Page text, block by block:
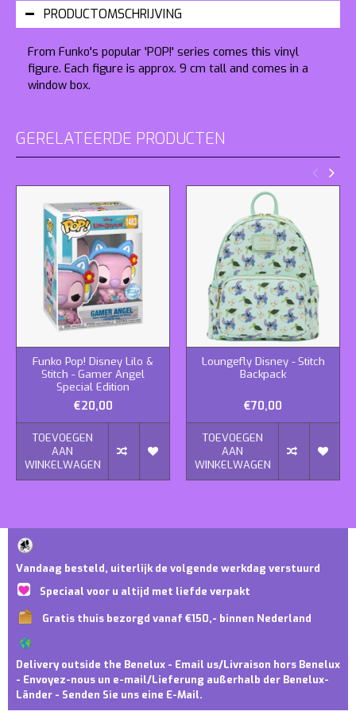
PRODUCTOMSCHRIJVING
From Funko's popular 'POP!' series comes this vinyl
figure. Each figure is approx. 9 cm tall and comes in a
window box.
GERELATEERDE PRODUCTEN
Funko Pop! Disney Lilo &
Stitch - Gamer Angel
Special Edition
€20,00
TOEVOEGEN
AAN
WINKELWAGEN
Loungefly Disney - Stitch
Backpack
€70,00
TOEVOEGEN
AAN
WINKELWAGEN
Vandaag besteld, uiterlijk de volgende werkdag verstuurd
Speciaal voor u altijd met liefde verpakt
Gratis thuis bezorgd vanaf €150,- binnen Nederland
Delivery outside the Benelux - Email us/Livraison hors Benelux
- Envoyez-nous un e-mail/Lieferung außerhalb der Benelux-
Länder - Senden Sie uns eine E-Mail.